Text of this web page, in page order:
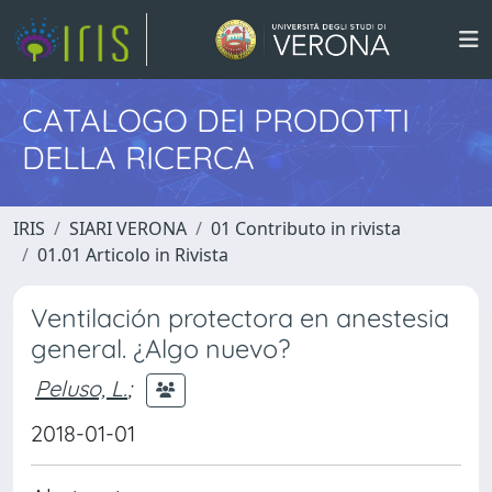
CATALOGO DEI PRODOTTI
DELLA RICERCA
IRIS SIARI VERONA
01 Contributo in rivista
01.01 Articolo in Rivista
Ventilación protectora en anestesia
general. ¿Algo nuevo?
Peluso, L.;
2018-01-01